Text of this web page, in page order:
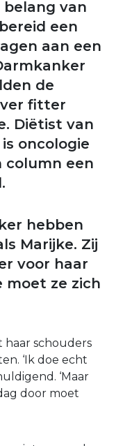
van
een
aan een
de
fitter
Diëtist van
oncologie
column een
hebben
Marijke. Zij
voor haar
moet ze zich
haar schouders
‘Ik doe echt
‘Maar
door moet